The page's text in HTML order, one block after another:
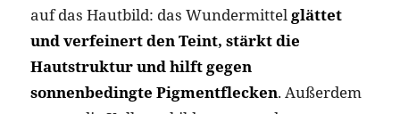
auf das Hautbild: das Wundermittel glättet
und verfeinert den Teint, stärkt die
Hautstruktur und hilft gegen
sonnenbedingte Pigmentflecken. Außerdem